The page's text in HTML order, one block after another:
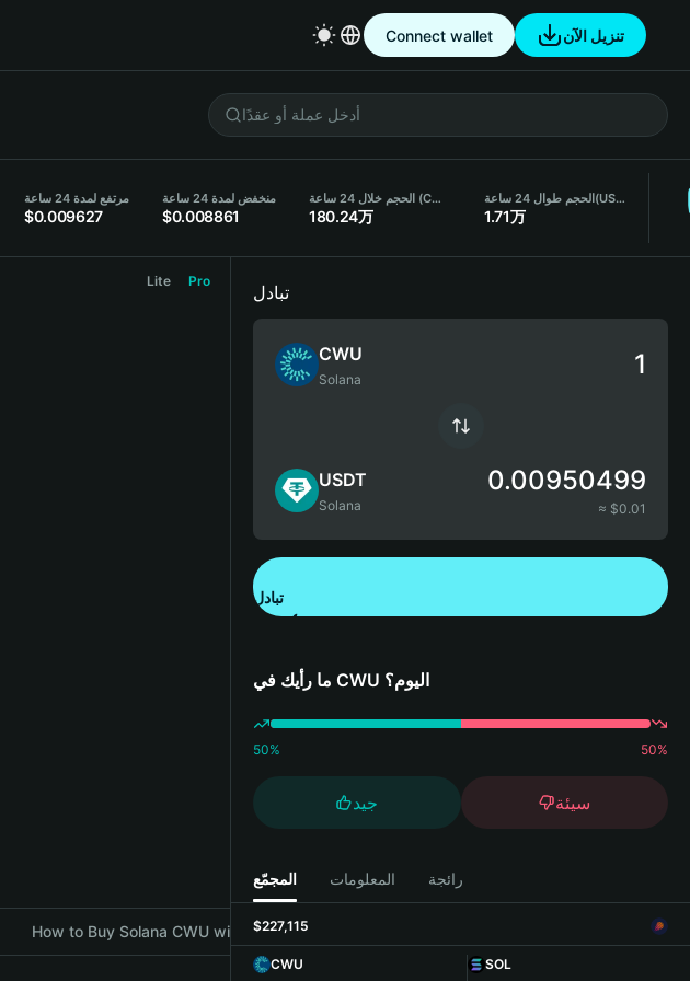
Connect wallet تنزيل الآن
مرتفع لمدة 24 ساعة
$0.009627
منخفض لمدة 24 ساعة
$0.008861
الحجم خلال 24 ساعة (CWU)
180.24万
الحجم طوال 24 ساعة(USDT)
1.71万
Lite Pro
How to Buy Solana CWU with Bitget Wallet
تبادل
CWU
Solana
USDT
Solana
0.00950499
≈ $0.01
تبادل
ما رأيك في CWU اليوم؟
50% 50%
جيد سيئة
المجمّع المعلومات رائجة
$227,115
CWU
SOL